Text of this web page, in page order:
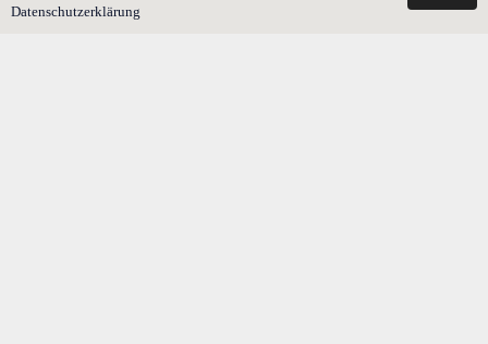
Datenschutzerklärung